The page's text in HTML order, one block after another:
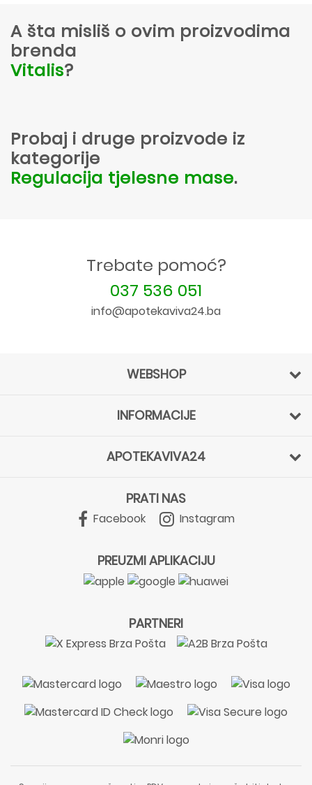
A šta misliš o ovim proizvodima
brenda
Vitalis?
Probaj i druge proizvode iz
kategorije
Regulacija tjelesne mase.
Trebate pomoć?
037 536 051
info@apotekaviva24.ba
WEBSHOP
INFORMACIJE
APOTEKAVIVA24
PRATI NAS
Facebook Instagram
PREUZMI APLIKACIJU
PARTNERI